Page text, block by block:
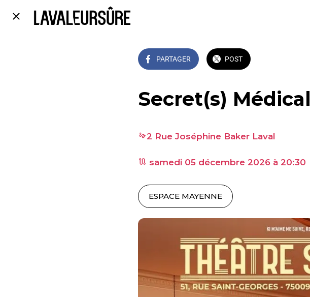
PARTAGER POST
Secret(s) Médical
2 Rue Joséphine Baker Laval
samedi 05 décembre 2026 à 20:30
ESPACE MAYENNE